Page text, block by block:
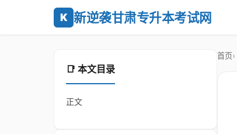
K 新逆袭甘肃专升本考试网
📑 本文目录
正文
首页